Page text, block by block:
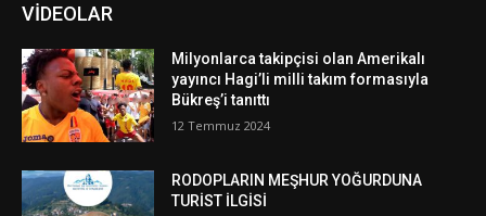
VİDEOLAR
Milyonlarca takipçisi olan Amerikalı
yayıncı Hagi’li milli takım formasıyla
Bükreş’i tanıttı
12 Temmuz 2024
RODOPLARIN MEŞHUR YOĞURDUNA
TURİST İLGİSİ